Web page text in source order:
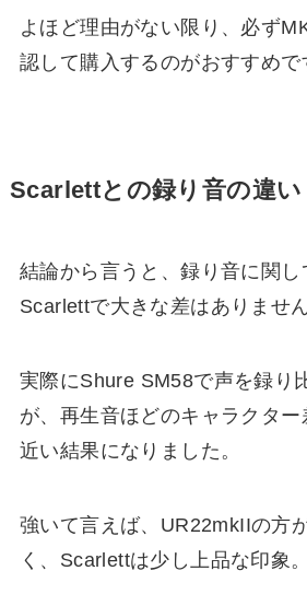
よほど理由がない限り、必ず
認して購入するのがおすすめで
Scarlettとの録り音の違い
結論から言うと、録り音に関し
Scarlettで大きな差はありません
実際にShure SM58で声を録り
が、再生音ほどのキャラクター
近い結果になりました。
強いて言えば、UR22mkIIの方
く、Scarlettは少し上品な印象。